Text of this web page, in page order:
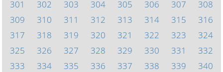
301
302 303 304 305 306 307
308
309
310 311 312 313 314 315
316
317
318 319 320 321 322 323
324
325
326 327 328 329 330 331
332
333
334 335 336 337 338 339
340